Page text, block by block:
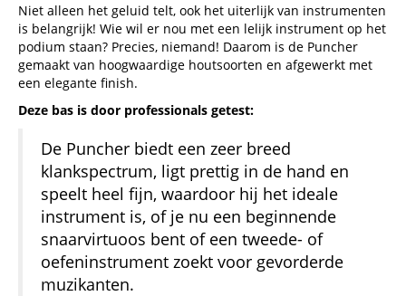
Niet alleen het geluid telt, ook het uiterlijk van instrumenten
is belangrijk! Wie wil er nou met een lelijk instrument op het
podium staan? Precies, niemand! Daarom is de Puncher
gemaakt van hoogwaardige houtsoorten en afgewerkt met
een elegante finish.
Deze bas is door professionals getest:
De Puncher biedt een zeer breed
klankspectrum, ligt prettig in de hand en
speelt heel fijn, waardoor hij het ideale
instrument is, of je nu een beginnende
snaarvirtuoos bent of een tweede- of
oefeninstrument zoekt voor gevorderde
muzikanten.